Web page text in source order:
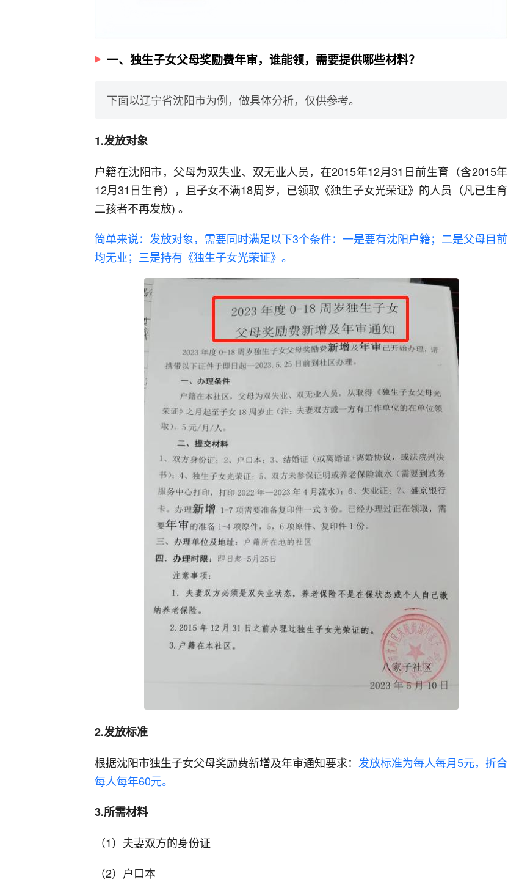
一、独生子女父母奖励费年审，谁能领，需要提供哪些材料？
下面以辽宁省沈阳市为例，做具体分析，仅供参考。
1.发放对象
户籍在沈阳市，父母为双失业、双无业人员，在2015年12月31日前生育（含2015年
12月31日生育），且子女不满18周岁，已领取《独生子女光荣证》的人员（凡已生育
二孩者不再发放) 。
简单来说：发放对象，需要同时满足以下3个条件：一是要有沈阳户籍；二是父母目前
均无业；三是持有《独生子女光荣证》。
2.发放标准
根据沈阳市独生子女父母奖励费新增及年审通知要求： 发放标准为每人每月5元，折合
每人每年60元。
3.所需材料
（1）夫妻双方的身份证
（2）户口本